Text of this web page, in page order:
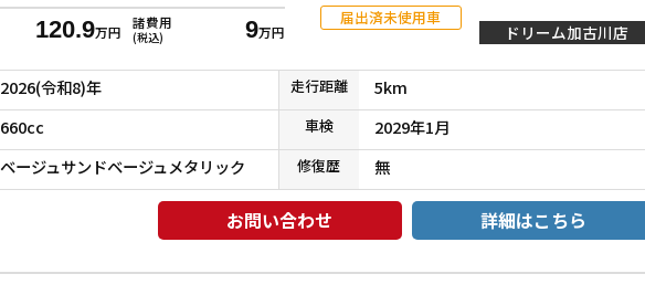
120.9万円
諸費用
(税込) 9万円
届出済未使用車
ドリーム加古川店
2026(令和8)年 走行距離 5km
660cc 車検 2029年1月
ベージュサンドベージュメタリック 修復歴 無
お問い合わせ 詳細はこちら